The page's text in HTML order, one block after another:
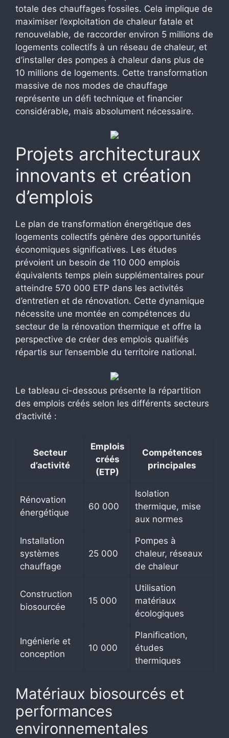
totale des chauffages fossiles. Cela implique de
maximiser l’exploitation de chaleur fatale et
renouvelable, de raccorder environ 5 millions de
logements collectifs à un réseau de chaleur, et
d’installer des pompes à chaleur dans plus de
10 millions de logements. Cette transformation
massive de nos modes de chauffage
représente un défi technique et financier
considérable, mais absolument nécessaire.
Projets architecturaux
innovants et création
d’emplois
Le plan de transformation énergétique des
logements collectifs génère des opportunités
économiques significatives. Les études
prévoient un besoin de 110 000 emplois
équivalents temps plein supplémentaires pour
atteindre 570 000 ETP dans les activités
d’entretien et de rénovation. Cette dynamique
nécessite une montée en compétences du
secteur de la rénovation thermique et offre la
perspective de créer des emplois qualifiés
répartis sur l’ensemble du territoire national.
Le tableau ci-dessous présente la répartition
des emplois créés selon les différents secteurs
d’activité :
Secteur
d’activité
Emplois
créés
(ETP)
Compétences
principales
Rénovation
énergétique
60 000
Isolation
thermique, mise
aux normes
Installation
systèmes
chauffage
25 000
Pompes à
chaleur, réseaux
de chaleur
Construction
biosourcée
15 000
Utilisation
matériaux
écologiques
Ingénierie et
conception
10 000
Planification,
études
thermiques
Matériaux biosourcés et
performances
environnementales